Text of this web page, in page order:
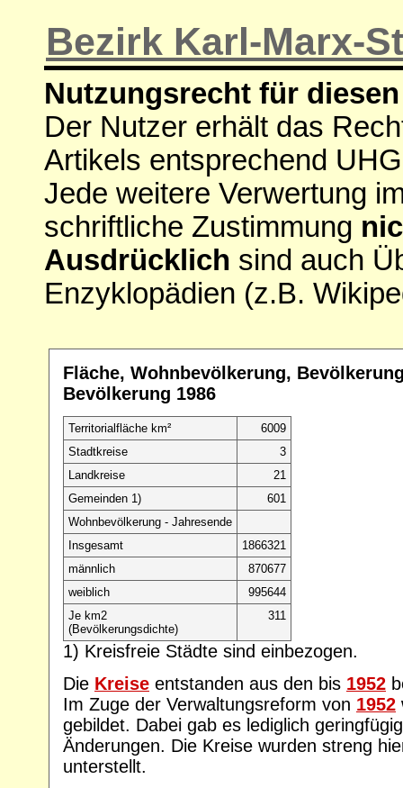
Bezirk Karl-Marx-
Nutzungsrecht für
Der Nutzer erhält das
Artikels entsprechend
Jede weitere Verwertung
schriftliche Zustimmung
Ausdrücklich sind auch
Enzyklopädien (z.B.
Fläche, Wohnbevölkerung,
Bevölkerung 1986
Territorialfläche km²
6009
Stadtkreise
3
Landkreise
21
Gemeinden 1)
601
Wohnbevölkerung - Jahresende
Insgesamt
1866321
männlich
870677
weiblich
995644
Je km2
(Bevölkerungsdichte)
311
1) Kreisfreie Städte sind einbezogen.
Die Kreise entstanden aus den bis 1952
Im Zuge der Verwaltungsreform von 1952
gebildet. Dabei gab es lediglich
Änderungen. Die Kreise wurden streng
unterstellt.